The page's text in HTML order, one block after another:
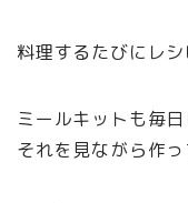
料理するたびにレ
ミールキットも毎
それを見ながら作っ